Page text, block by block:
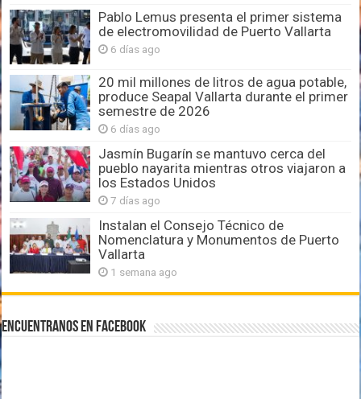
Pablo Lemus presenta el primer sistema
de electromovilidad de Puerto Vallarta
6 días ago
20 mil millones de litros de agua potable,
produce Seapal Vallarta durante el primer
semestre de 2026
6 días ago
Jasmín Bugarín se mantuvo cerca del
pueblo nayarita mientras otros viajaron a
los Estados Unidos
7 días ago
Instalan el Consejo Técnico de
Nomenclatura y Monumentos de Puerto
Vallarta
1 semana ago
Encuentranos en Facebook